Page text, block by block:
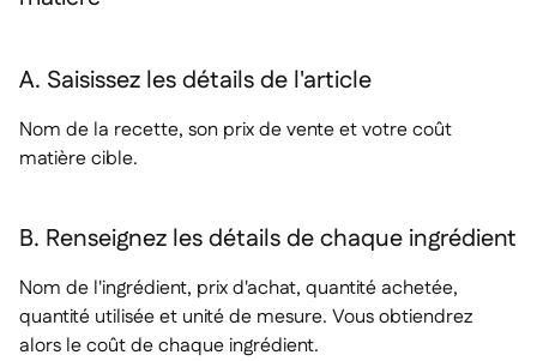
A. Saisissez les détails de l'article
Nom de la recette, son prix de vente et votre coût
matière cible.
B. Renseignez les détails de chaque ingrédient
Nom de l'ingrédient, prix d'achat, quantité achetée,
quantité utilisée et unité de mesure. Vous obtiendrez
alors le coût de chaque ingrédient.